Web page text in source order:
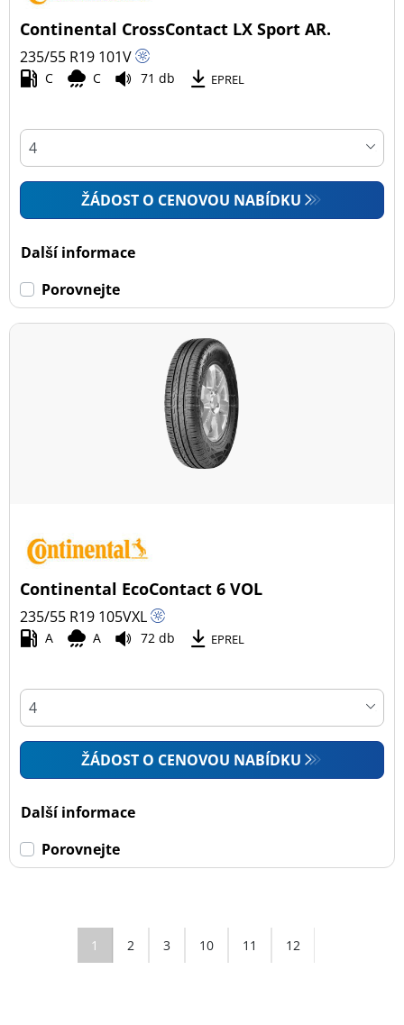
Continental CrossContact LX Sport AR.
235/55 R19 101V
C C 71 db EPREL
ŽÁDOST O CENOVOU NABÍDKU
Další informace
Porovnejte
Continental EcoContact 6 VOL
235/55 R19 105VXL
A A 72 db EPREL
ŽÁDOST O CENOVOU NABÍDKU
Další informace
Porovnejte
1 2 3 10 11 12